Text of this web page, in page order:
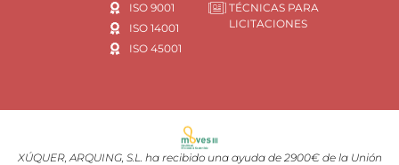
ISO 9001
ISO 14001
ISO 45001
TÉCNICAS PARA
LICITACIONES
XÚQUER, ARQUING, S.L. ha recibido una ayuda de 2900€ de la Unión